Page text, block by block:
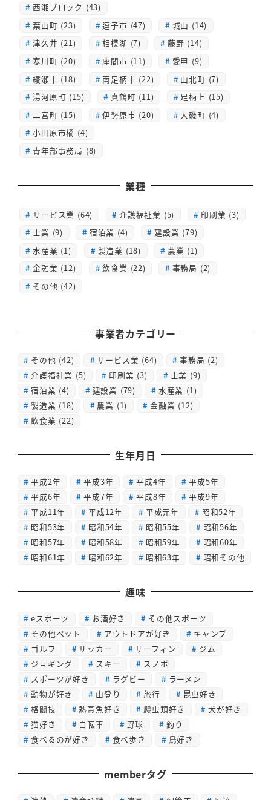
西湘ブロック (43)
葉山町 (23)
逗子市 (47)
城山 (14)
津久井 (21)
相模湖 (7)
藤野 (14)
寒川町 (20)
座間市 (11)
愛甲 (9)
綾瀬市 (18)
南足柄市 (22)
山北町 (7)
湯河原町 (15)
真鶴町 (11)
足柄上 (15)
二宮町 (15)
伊勢原市 (20)
大磯町 (4)
小田原市橘 (4)
青年部事務局 (8)
業種
サービス業 (64) 介護福祉業 (5)
印刷業 (3)
士業 (9)
宿泊業 (4)
建設業 (79)
水産業 (1)
製造業 (18)
農業 (1)
金融業 (12)
飲食業 (22)
事務局 (2)
その他 (42)
事業者カテゴリー
その他 (42) サービス業 (64) 事務局 (2)
介護福祉業 (5) 印刷業 (3) 士業 (9)
宿泊業 (4) 建設業 (79) 水産業 (1)
製造業 (18) 農業 (1) 金融業 (12)
飲食業 (22)
生年月日
平成2年 平成3年 平成4年
平成5年
平成6年
平成7年 平成8年
平成9年
平成11年
平成12年 平成元年
昭和52年
昭和53年
昭和54年 昭和55年
昭和56年
昭和57年
昭和58年 昭和59年
昭和60年
昭和61年
昭和62年 昭和63年 昭和その他
趣味
eスポーツ お酒好き
その他スポーツ
その他ペット
アウトドアが好き
キャンプ
ゴルフ
サッカー サーフィン
ジム
ジョギング
スキー
スノボ
スポーツが好き
ラグビー
ラーメン
動物が好き
山登り 旅行
昆虫好き
格闘技
熱帯魚好き 爬虫類好き
犬が好き
猫好き
自転車 野球
釣り
食べるのが好き
食べ歩き 鳥好き
memberタグ